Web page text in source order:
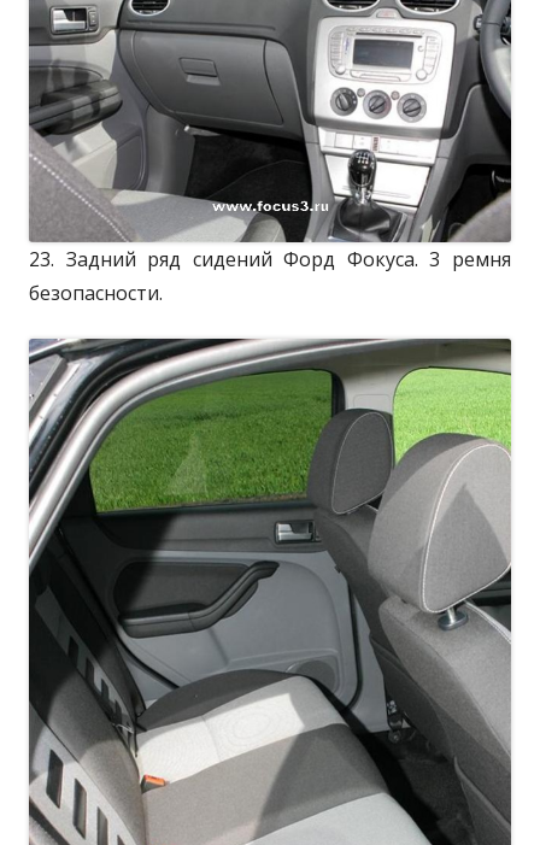
23. Задний ряд сидений Форд Фокуса. 3 ремня
безопасности.